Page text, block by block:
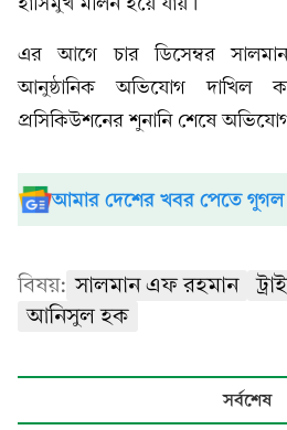
এর আগে চার ডিসেম্বর
আনুষ্ঠানিক অভিযোগ দাখিল
প্রসিকিউশনের শুনানি শেষে
আমার দেশের খবর পেতে
বিষয়: সালমান এফ রহমান
আনিসুল হক
সর্বশেষ